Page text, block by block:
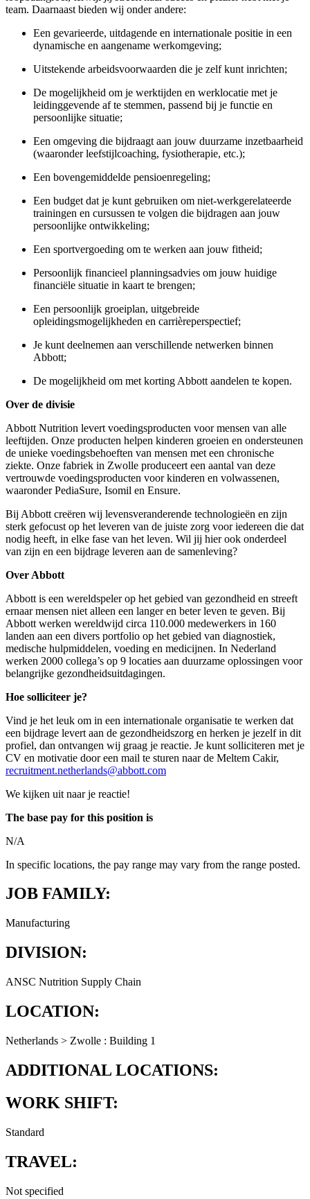
team. Daarnaast bieden wij onder andere:
Een gevarieerde, uitdagende en internationale positie in een
dynamische en aangename werkomgeving;
Uitstekende arbeidsvoorwaarden die je zelf kunt inrichten;
De mogelijkheid om je werktijden en werklocatie met je
leidinggevende af te stemmen, passend bij je functie en
persoonlijke situatie;
Een omgeving die bijdraagt aan jouw duurzame inzetbaarheid
(waaronder leefstijlcoaching, fysiotherapie, etc.);
Een bovengemiddelde pensioenregeling;
Een budget dat je kunt gebruiken om niet-werkgerelateerde
trainingen en cursussen te volgen die bijdragen aan jouw
persoonlijke ontwikkeling;
Een sportvergoeding om te werken aan jouw fitheid;
Persoonlijk financieel planningsadvies om jouw huidige
financiële situatie in kaart te brengen;
Een persoonlijk groeiplan, uitgebreide
opleidingsmogelijkheden en carrièreperspectief;
Je kunt deelnemen aan verschillende netwerken binnen
Abbott;
De mogelijkheid om met korting Abbott aandelen te kopen.
Over de divisie
Abbott Nutrition levert voedingsproducten voor mensen van alle
leeftijden. Onze producten helpen kinderen groeien en ondersteunen
de unieke voedingsbehoeften van mensen met een chronische
ziekte. Onze fabriek in Zwolle produceert een aantal van deze
vertrouwde voedingsproducten voor kinderen en volwassenen,
waaronder PediaSure, Isomil en Ensure.
Bij Abbott creëren wij levensveranderende technologieën en zijn
sterk gefocust op het leveren van de juiste zorg voor iedereen die dat
nodig heeft, in elke fase van het leven. Wil jij hier ook onderdeel
van zijn en een bijdrage leveren aan de samenleving?
Over Abbott
Abbott is een wereldspeler op het gebied van gezondheid en streeft
ernaar mensen niet alleen een langer en beter leven te geven. Bij
Abbott werken wereldwijd circa 110.000 medewerkers in 160
landen aan een divers portfolio op het gebied van diagnostiek,
medische hulpmiddelen, voeding en medicijnen. In Nederland
werken 2000 collega’s op 9 locaties aan duurzame oplossingen voor
belangrijke gezondheidsuitdagingen.
Hoe solliciteer je?
Vind je het leuk om in een internationale organisatie te werken dat
een bijdrage levert aan de gezondheidszorg en herken je jezelf in dit
profiel, dan ontvangen wij graag je reactie. Je kunt solliciteren met je
CV en motivatie door een mail te sturen naar de Meltem Cakir,
recruitment.netherlands@abbott.com
We kijken uit naar je reactie!
The base pay for this position is
N/A
In specific locations, the pay range may vary from the range posted.
JOB FAMILY:
Manufacturing
DIVISION:
ANSC Nutrition Supply Chain
LOCATION:
Netherlands > Zwolle : Building 1
ADDITIONAL LOCATIONS:
WORK SHIFT:
Standard
TRAVEL:
Not specified